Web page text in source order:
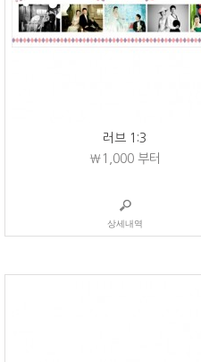
러브 1:3
₩1,000부터
상세내역